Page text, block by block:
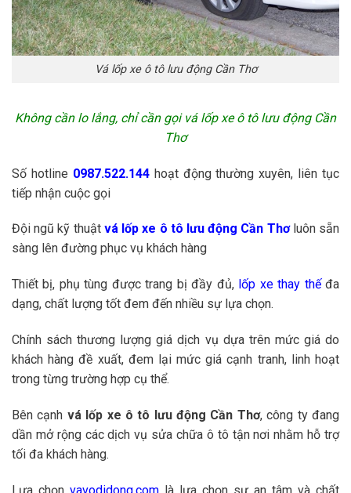
Vá lốp xe ô tô lưu động Cần Thơ
Không cần lo lắng, chỉ cần gọi vá lốp xe ô tô lưu động Cần
Thơ
Số hotline 0987.522.144hoạt động thường xuyên, liên tục
tiếp nhận cuộc gọi
Đội ngũ kỹ thuật vá lốp xe ô tô lưu động Cần Thơluôn sẵn
sàng lên đường phục vụ khách hàng
Thiết bị, phụ tùng được trang bị đầy đủ, lốp xe thay thếđa
dạng, chất lượng tốt đem đến nhiều sự lựa chọn.
Chính sách thương lượng giá dịch vụ dựa trên mức giá do
khách hàng đề xuất, đem lại mức giá cạnh tranh, linh hoạt
trong từng trường hợp cụ thể.
Bên cạnh vá lốp xe ô tô lưu động Cần Thơ, công ty đang
dần mở rộng các dịch vụ sửa chữa ô tô tận nơi nhằm hỗ trợ
tối đa khách hàng.
Lựa chọn vavodidong.com là lựa chọn sự an tâm và chất